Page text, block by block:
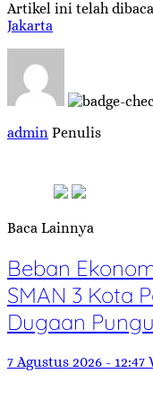
Artikel ini telah
Jakarta
admin Penulis
Baca Lainnya
Beban
SMAN 3 Kota
Dugaan
7 Agustus 2026 - 12:47